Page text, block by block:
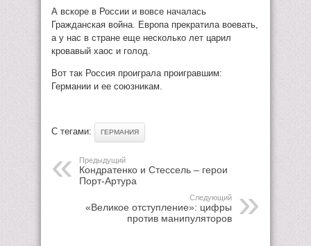
А вскоре в России и вовсе началась
Гражданская война. Европа прекратила воевать,
а у нас в стране еще несколько лет царил
кровавый хаос и голод.
Вот так Россия проиграла проигравшим:
Германии и ее союзникам.
С тегами: ГЕРМАНИЯ
Предыдущий
Кондратенко и Стессель – герои
Порт-Артура
Следующий
«Великое отступление»: цифры
против манипуляторов